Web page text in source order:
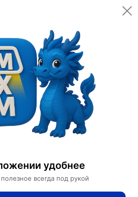
удобнее
всегда под рукой
Открыть
Светильники
Люстры
Лепесток NIBA 80*63
отзывов 0